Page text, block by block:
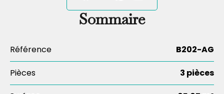
Sommaire
Référence B202-AG
Pièces 3 pièces